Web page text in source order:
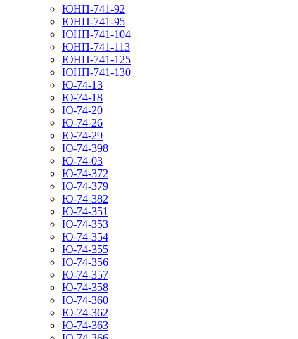
ЮНП-741-92
ЮНП-741-95
ЮНП-741-104
ЮНП-741-113
ЮНП-741-125
ЮНП-741-130
Ю-74-13
Ю-74-18
Ю-74-20
Ю-74-26
Ю-74-29
Ю-74-398
Ю-74-03
Ю-74-372
Ю-74-379
Ю-74-382
Ю-74-351
Ю-74-353
Ю-74-354
Ю-74-355
Ю-74-356
Ю-74-357
Ю-74-358
Ю-74-360
Ю-74-362
Ю-74-363